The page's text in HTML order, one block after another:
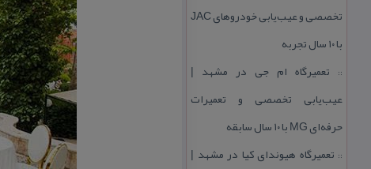
تخصصی و عیب‌یابی خودروهای JAC
با ۱۰ سال تجربه
:: تعمیرگاه ام جی در مشهد |
عیب‌یابی تخصصی و تعمیرات
حرفه‌ای MG با ۱۰ سال سابقه
:: تعمیرگاه هیوندای كیا در مشهد |